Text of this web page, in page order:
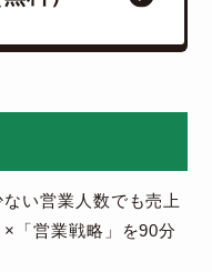
い営業人数でも売上
「営業戦略」を90分